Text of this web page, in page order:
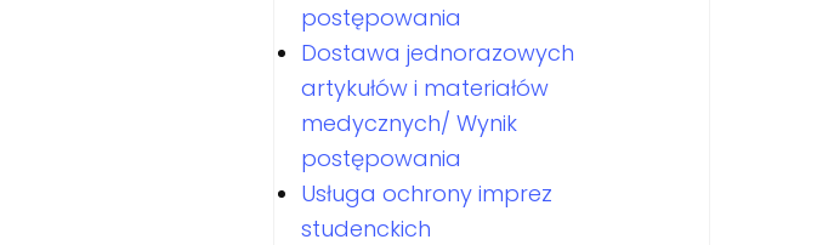
postępowania
Dostawa jednorazowych
artykułów i materiałów
medycznych/ Wynik
postępowania
Usługa ochrony imprez
studenckich